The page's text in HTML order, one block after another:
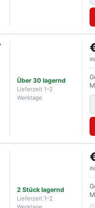
Über 30 lagernd
Lieferzeit 1–2
Werktage
2 Stück lagernd
Lieferzeit 1–2